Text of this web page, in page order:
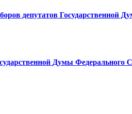
депутатов Государственной
Думы Федерального